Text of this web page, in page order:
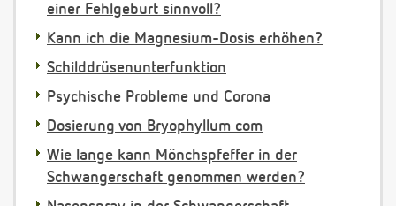
einer Fehlgeburt sinnvoll?
Kann ich die Magnesium-Dosis erhöhen?
Schilddrüsenunterfunktion
Psychische Probleme und Corona
Dosierung von Bryophyllum com
Wie lange kann Mönchspfeffer in der
Schwangerschaft genommen werden?